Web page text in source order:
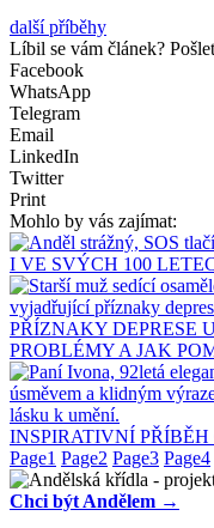
další příběhy
Líbil se vám článek?
Facebook
WhatsApp
Telegram
Email
LinkedIn
Twitter
Print
Mohlo by vás zajímat:
I VE SVÝCH 100
PŘÍZNAKY DEPRESE
PROBLÉMY A JAK
INSPIRATIVNÍ
Page1 Page2 Page3 Page4
Chci být Andělem →